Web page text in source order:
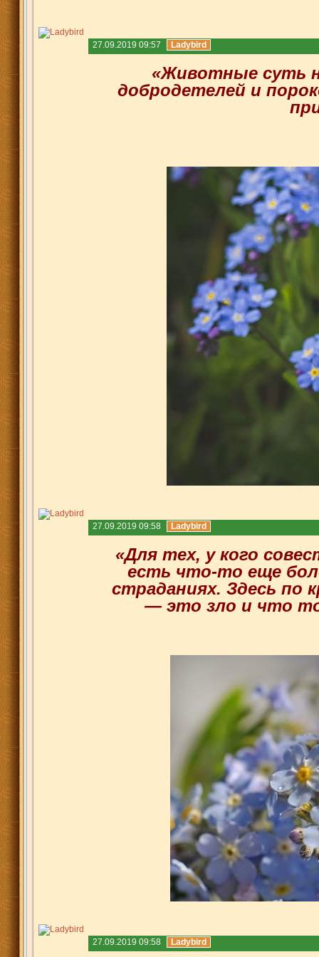
27.09.2019 09:57 Ladybird
«Животные суть
добродетелей и
27.09.2019 09:58 Ladybird
«Для тех, у кого
есть что-то еще
страданиях. Здесь по
— это зло и что
27.09.2019 09:58 Ladybird